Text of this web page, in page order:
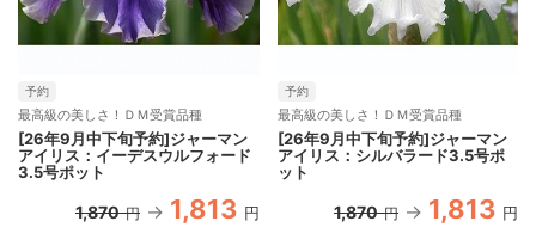
予約
最高級の美しさ！ＤＭ受賞品種
[26年9月中下旬予約]ジャーマン
アイリス：イーデスウルフォード
3.5号ポット
1,870 円 1,813 円
予約
最高級の美しさ！ＤＭ受賞品種
[26年9月中下旬予約]ジャーマン
アイリス：シルバラード3.5号ポ
ット
1,870 円 1,813 円